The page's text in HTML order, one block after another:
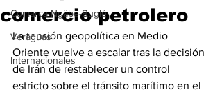
Comarca Ngäbe-Buglé
Veraguas
Internacionales
comercio petrolero
La tensión geopolítica en Medio
Oriente vuelve a escalar tras la decisión
de Irán de restablecer un control
estricto sobre el tránsito marítimo en el